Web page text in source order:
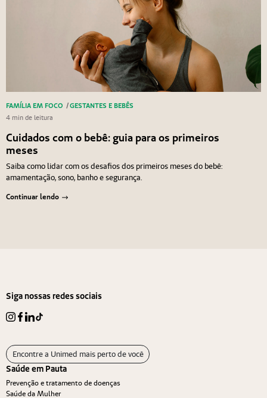
FAMÍLIA EM FOCO /GESTANTES E BEBÊS
4 min de leitura
Cuidados com o bebê: guia para os primeiros
meses
Saiba como lidar com os desafios dos primeiros meses do bebê:
amamentação, sono, banho e segurança.
Continuar lendo
Siga nossas redes sociais
Encontre a Unimed mais perto de você
Saúde em Pauta
Prevenção e tratamento de doenças
Saúde da Mulher